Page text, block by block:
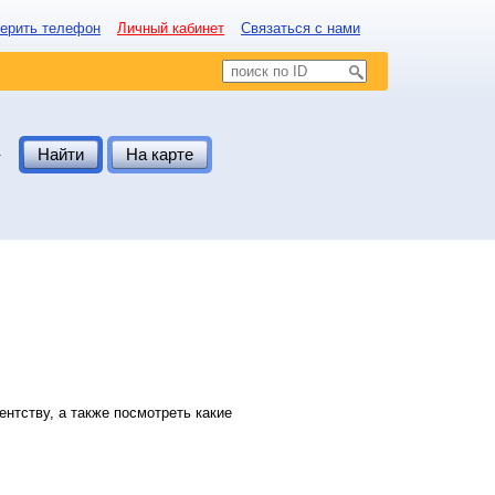
телефон Личный кабинет Связаться с нами
Найти На карте
а также посмотреть какие